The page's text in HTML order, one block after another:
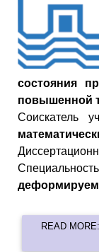
состояния
повышенной
Cоискатель
READ